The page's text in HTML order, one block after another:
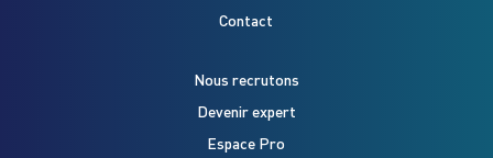
Contact
Nous recrutons
Devenir expert
Espace Pro